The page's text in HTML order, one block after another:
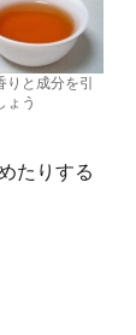
と成分を引
ょう
たりする